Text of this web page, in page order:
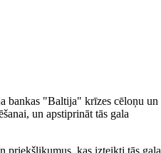
bankas "Baltija" krīzes cēloņu un
un apstiprināt tās gala
priekšlikumus, kas izteikti tās gala